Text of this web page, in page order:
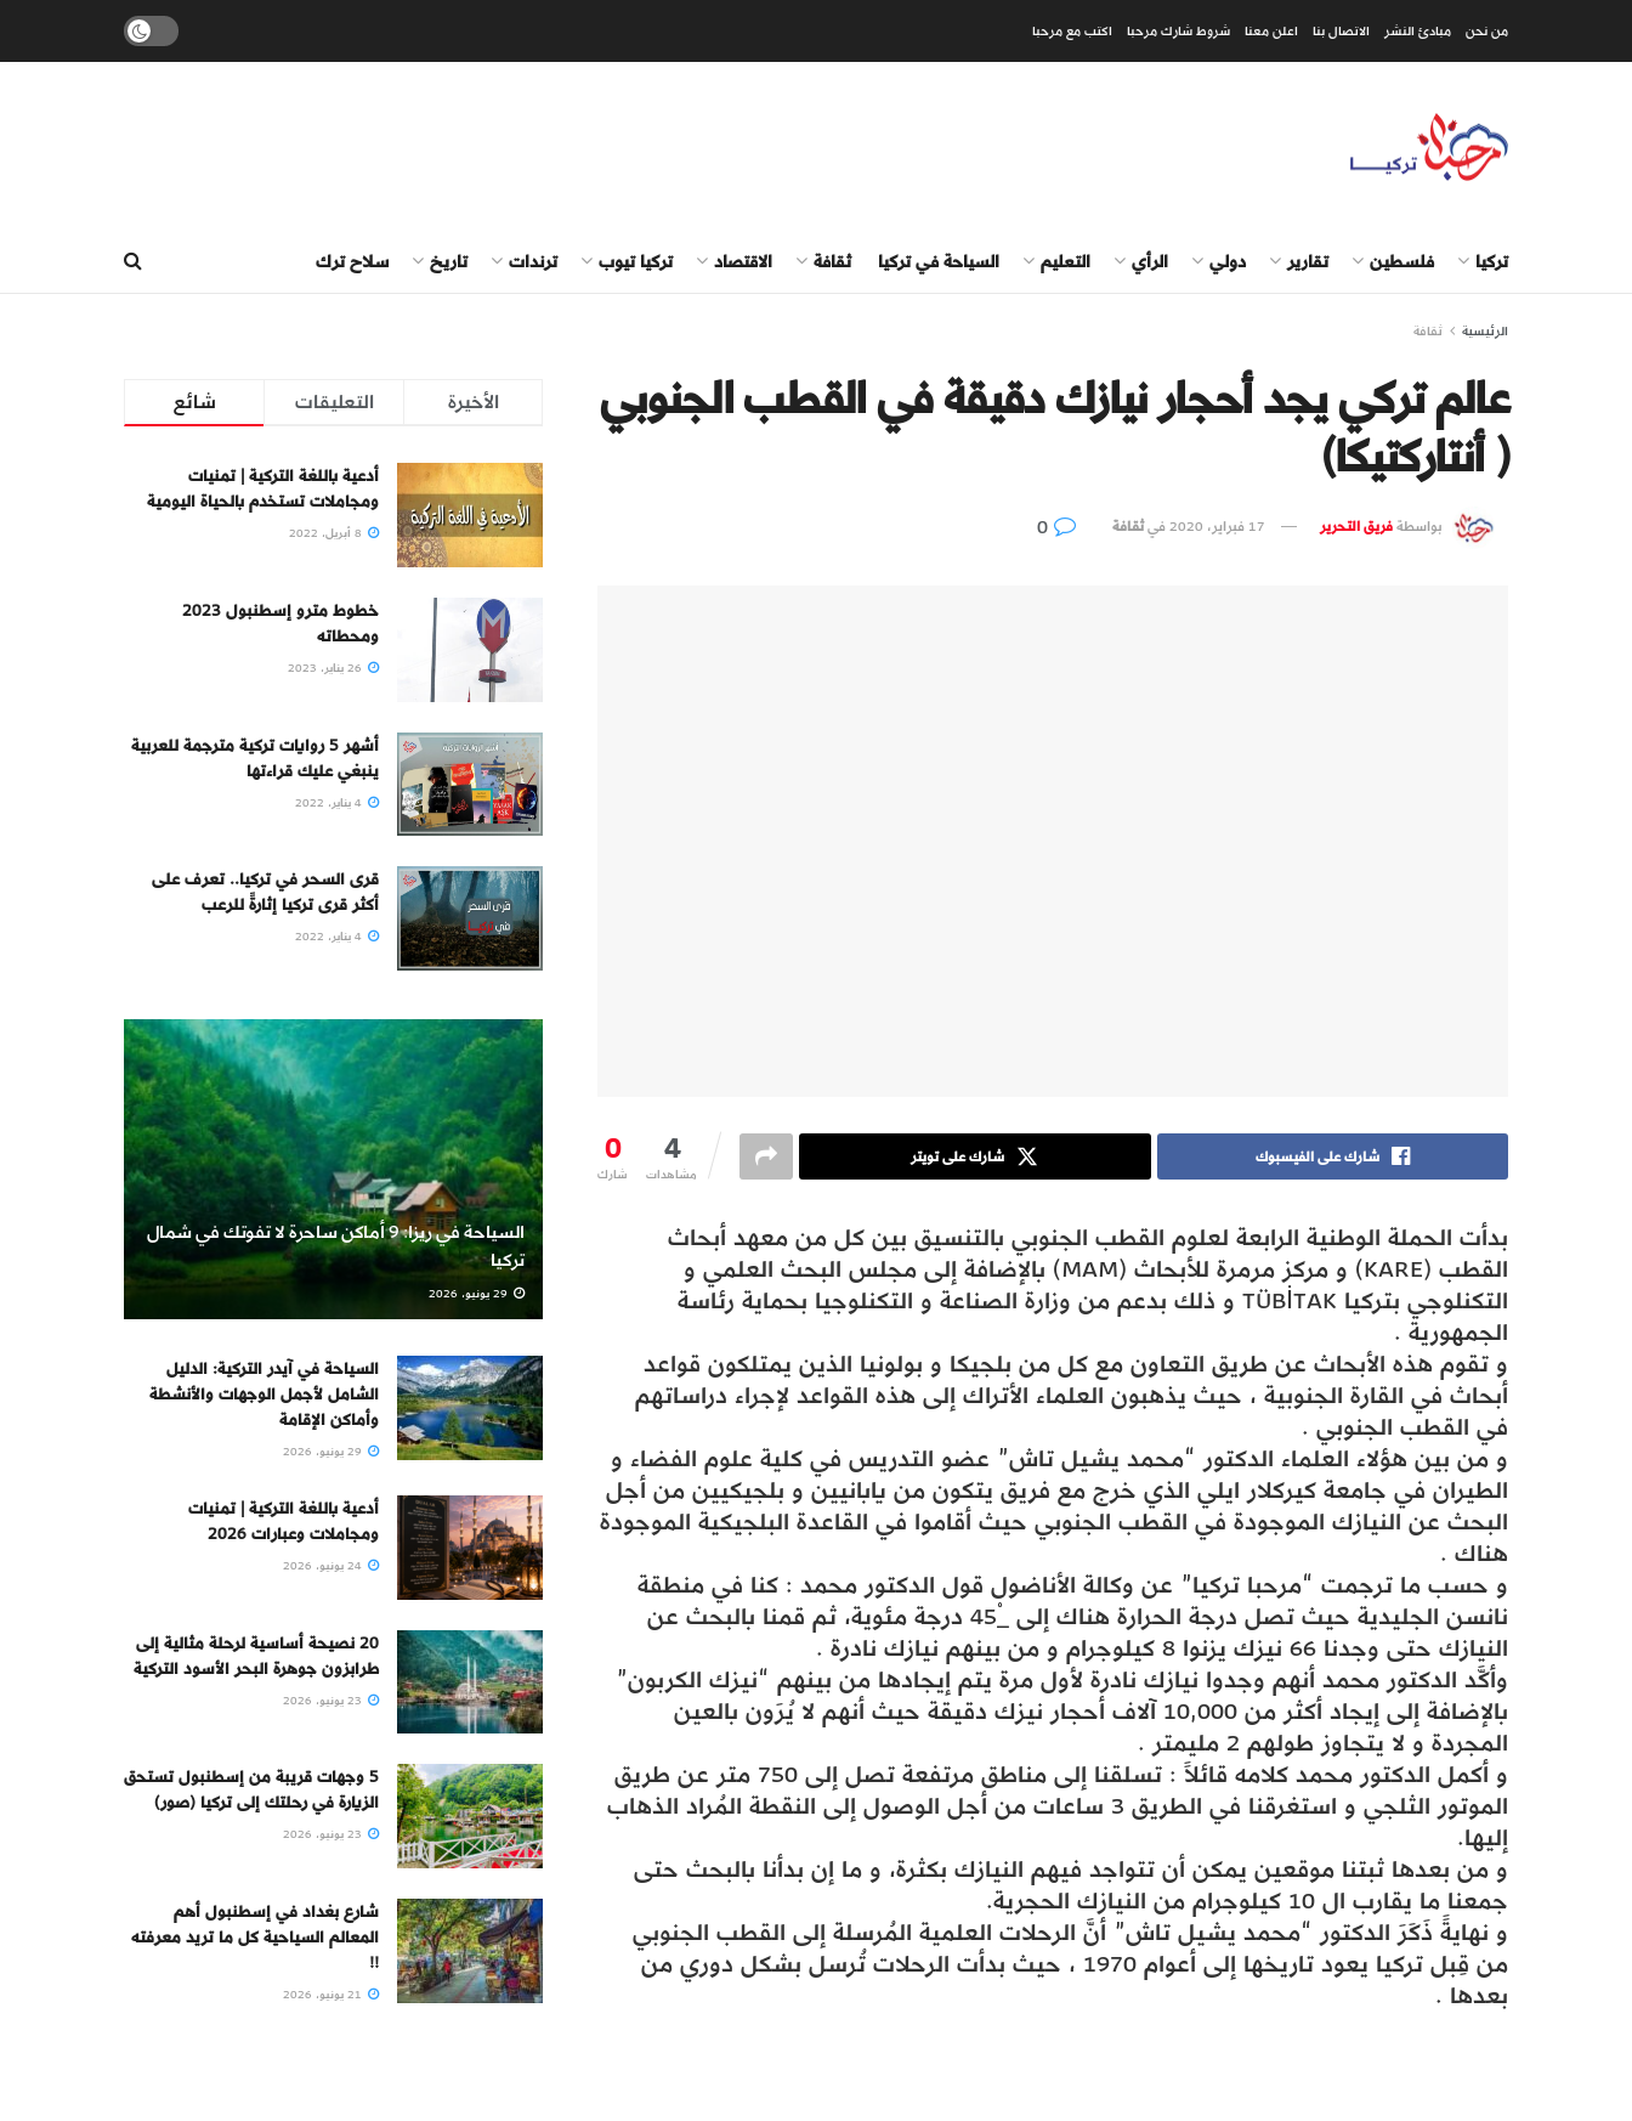
من نحن مبادئ النشر الاتصال بنا اعلن معنا شروط شارك مرحبا اكتب مع مرحبا
تركيا فلسطين تقارير دولي الرأي التعليم السياحة في تركيا ثقافة الاقتصاد تركيا تيوب ترندات تاريخ سلاح ترك
الرئيسية ثقافة
عالم تركي يجد أحجار نيازك دقيقة في القطب الجنوبي
( أنتاركتيكا)
بواسطةفريق التحرير 17 فبراير، 2020 فيثقافة
0
شارك 4
مشاهدات
شارك على الفيسبوك شارك على تويتر
بدأت الحملة الوطنية الرابعة لعلوم القطب الجنوبي بالتنسيق بين كل من معهد أبحاث
القطب (KARE) و مركز مرمرة للأبحاث (MAM) بالإضافة إلى مجلس البحث العلمي و
التكنلوجي بتركيا TÜBİTAK و ذلك بدعم من وزارة الصناعة و التكنلوجيا بحماية رئاسة
الجمهورية .
و تقوم هذه الأبحاث عن طريق التعاون مع كل من بلجيكا و بولونيا الذين يمتلكون قواعد
أبحاث في القارة الجنوبية ، حيث يذهبون العلماء الأتراك إلى هذه القواعد لإجراء دراساتهم
في القطب الجنوبي .
و من بين هؤلاء العلماء الدكتور “محمد يشيل تاش” عضو التدريس في كلية علوم الفضاء و
الطيران في جامعة كيركلار ايلي الذي خرج مع فريق يتكون من يابانيين و بلجيكيين من أجل
البحث عن النيازك الموجودة في القطب الجنوبي حيث أقاموا في القاعدة البلجيكية الموجودة
هناك .
و حسب ما ترجمت “مرحبا تركيا” عن وكالة الأناضول قول الدكتور محمد : كنا في منطقة
نانسن الجليدية حيث تصل درجة الحرارة هناك إلى _ْ45 درجة مئوية، ثم قمنا بالبحث عن
النيازك حتى وجدنا 66 نيزك يزنوا 8 كيلوجرام و من بينهم نيازك نادرة .
وأكَّد الدكتور محمد أنهم وجدوا نيازك نادرة لأول مرة يتم إيجادها من بينهم “نيزك الكربون”
بالإضافة إلى إيجاد أكثر من 10,000 آلاف أحجار نيزك دقيقة حيث أنهم لا يُرَون بالعين
المجردة و لا يتجاوز طولهم 2 مليمتر .
و أكمل الدكتور محمد كلامه قائلاً : تسلقنا إلى مناطق مرتفعة تصل إلى 750 متر عن طريق
الموتور الثلجي و استغرقنا في الطريق 3 ساعات من أجل الوصول إلى النقطة المُراد الذهاب
إليها.
و من بعدها ثبتنا موقعين يمكن أن تتواجد فيهم النيازك بكثرة، و ما إن بدأنا بالبحث حتى
جمعنا ما يقارب ال 10 كيلوجرام من النيازك الحجرية.
و نهايةً ذَكَرَ الدكتور “محمد يشيل تاش” أنَّ الرحلات العلمية المُرسلة إلى القطب الجنوبي
من قِبل تركيا يعود تاريخها إلى أعوام 1970 ، حيث بدأت الرحلات تُرسل بشكل دوري من
بعدها .
شائع التعليقات الأخيرة
أدعية باللغة التركية | تمنيات
ومجاملات تستخدم بالحياة اليومية
خطوط مترو إسطنبول 2023
ومحطاته
أشهر 5 روايات تركية مترجمة للعربية
ينبغي عليك قراءتها
قرى السحر في تركيا.. تعرف على
أكثر قرى تركيا إثارةً للرعب
السياحة في ريزا: 9 أماكن ساحرة لا تفوتك في شمال
تركيا
السياحة في آيدر التركية: الدليل
الشامل لأجمل الوجهات والأنشطة
وأماكن الإقامة
أدعية باللغة التركية | تمنيات
ومجاملات وعبارات 2026
20 نصيحة أساسية لرحلة مثالية إلى
طرابزون جوهرة البحر الأسود التركية
5 وجهات قريبة من إسطنبول تستحق
الزيارة في رحلتك إلى تركيا (صور)
شارع بغداد في إسطنبول أهم
المعالم السياحية كل ما تريد معرفته
!!